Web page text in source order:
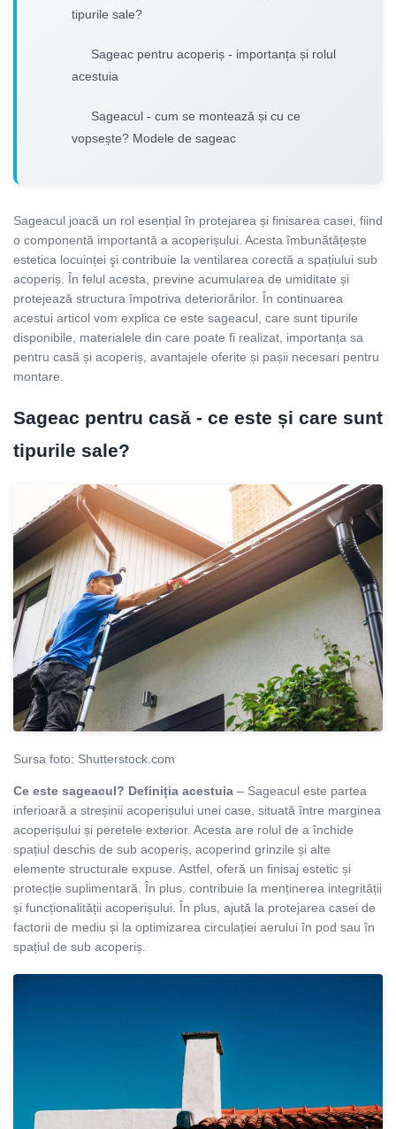
tipurile sale?
Sageac pentru acoperiș - importanța și rolul
acestuia
Sageacul - cum se montează și cu ce
vopsește? Modele de sageac
Sageacul joacă un rol esențial în protejarea și finisarea casei, fiind
o componentă importantă a acoperișului. Acesta îmbunătățește
estetica locuinței şi contribuie la ventilarea corectă a spațiului sub
acoperiș. În felul acesta, previne acumularea de umiditate și
protejează structura împotriva deteriorărilor. În continuarea
acestui articol vom explica ce este sageacul, care sunt tipurile
disponibile, materialele din care poate fi realizat, importanța sa
pentru casă și acoperiș, avantajele oferite și pașii necesari pentru
montare.
Sageac pentru casă - ce este și care sunt
tipurile sale?
Sursa foto: Shutterstock.com
Ce este sageacul? Definiția acestuia – Sageacul este partea
inferioară a streșinii acoperișului unei case, situată între marginea
acoperișului și peretele exterior. Acesta are rolul de a închide
spațiul deschis de sub acoperiș, acoperind grinzile și alte
elemente structurale expuse. Astfel, oferă un finisaj estetic și
protecție suplimentară. În plus, contribuie la menținerea integrității
și funcționalității acoperișului. În plus, ajută la protejarea casei de
factorii de mediu și la optimizarea circulației aerului în pod sau în
spațiul de sub acoperiș.